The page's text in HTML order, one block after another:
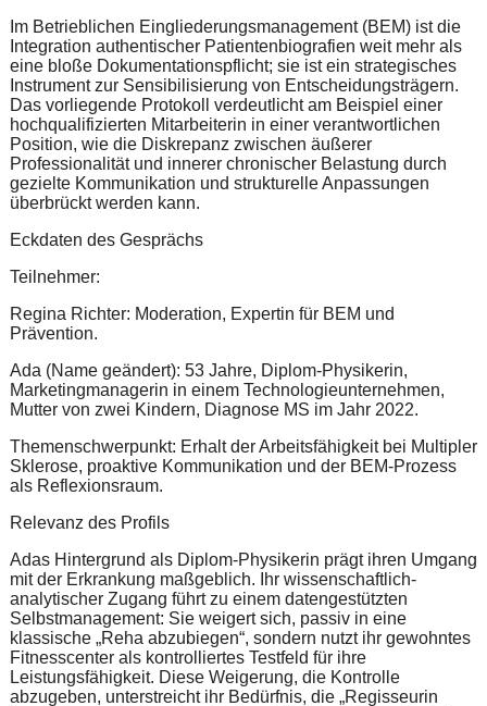
Im Betrieblichen Eingliederungsmanagement (BEM) ist die
Integration authentischer Patientenbiografien weit mehr als
eine bloße Dokumentationspflicht; sie ist ein strategisches
Instrument zur Sensibilisierung von Entscheidungsträgern.
Das vorliegende Protokoll verdeutlicht am Beispiel einer
hochqualifizierten Mitarbeiterin in einer verantwortlichen
Position, wie die Diskrepanz zwischen äußerer
Professionalität und innerer chronischer Belastung durch
gezielte Kommunikation und strukturelle Anpassungen
überbrückt werden kann.
Eckdaten des Gesprächs
Teilnehmer:
Regina Richter: Moderation, Expertin für BEM und
Prävention.
Ada (Name geändert): 53 Jahre, Diplom-Physikerin,
Marketingmanagerin in einem Technologieunternehmen,
Mutter von zwei Kindern, Diagnose MS im Jahr 2022.
Themenschwerpunkt: Erhalt der Arbeitsfähigkeit bei Multipler
Sklerose, proaktive Kommunikation und der BEM-Prozess
als Reflexionsraum.
Relevanz des Profils
Adas Hintergrund als Diplom-Physikerin prägt ihren Umgang
mit der Erkrankung maßgeblich. Ihr wissenschaftlich-
analytischer Zugang führt zu einem datengestützten
Selbstmanagement: Sie weigert sich, passiv in eine
klassische „Reha abzubiegen“, sondern nutzt ihr gewohntes
Fitnesscenter als kontrolliertes Testfeld für ihre
Leistungsfähigkeit. Diese Weigerung, die Kontrolle
abzugeben, unterstreicht ihr Bedürfnis, die „Regisseurin